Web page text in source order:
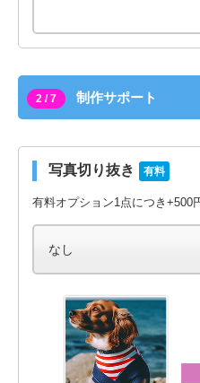
2 / 7 制作サポート
写真切り抜き 有料
有料オプション1点につき+500